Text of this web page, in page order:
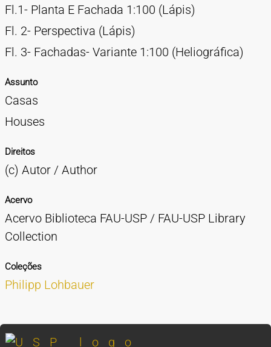
Fl.1- Planta E Fachada 1:100 (Lápis)
Fl. 2- Perspectiva (Lápis)
Fl. 3- Fachadas- Variante 1:100 (Heliográfica)
Assunto
Casas
Houses
Direitos
(c) Autor / Author
Acervo
Acervo Biblioteca FAU-USP / FAU-USP Library
Collection
Coleções
Philipp Lohbauer